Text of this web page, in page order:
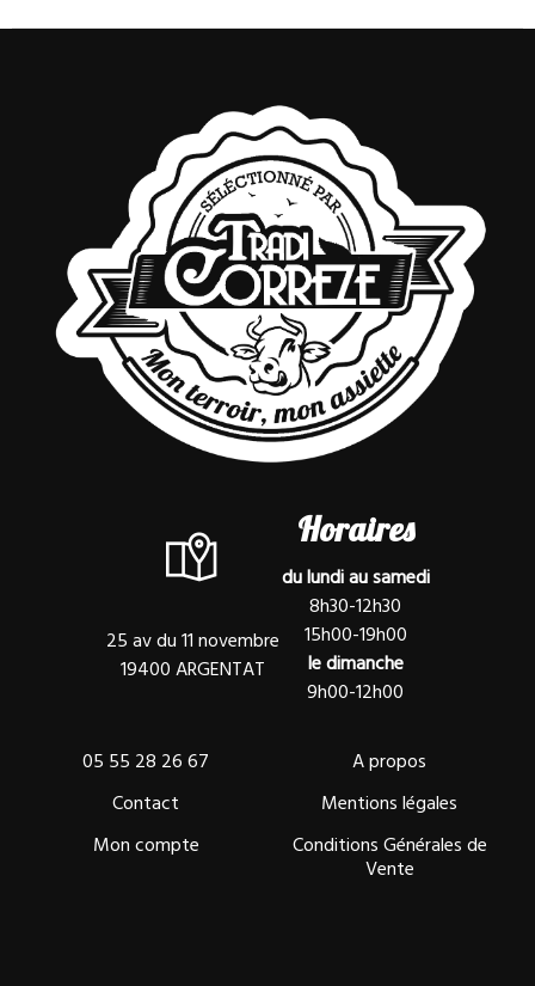
25 av du 11 novembre
19400 ARGENTAT
Horaires
du lundi au samedi
8h30-12h30
15h00-19h00
le dimanche
9h00-12h00
05 55 28 26 67
Contact
Mon compte
A propos
Mentions légales
Conditions Générales de
Vente